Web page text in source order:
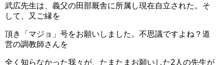
武広先生は、義父の田部厩舎に所属し現在自立された。そ
して、又ご縁を
頂き「マジョ」号をお願いしました。不思議ですよね？道
営の調教師さんを
全く知らなかった我々が、たまたまお願いした2人の先生が